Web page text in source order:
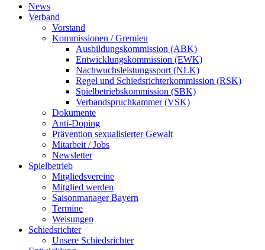
News
Verband
Vorstand
Kommissionen / Gremien
Ausbildungskommission (ABK)
Entwicklungskommission (EWK)
Nachwuchsleistungssport (NLK)
Regel und Schiedsrichterkommission (RSK)
Spielbetriebskommission (SBK)
Verbandspruchkammer (VSK)
Dokumente
Anti-Doping
Prävention sexualisierter Gewalt
Mitarbeit / Jobs
Newsletter
Spielbetrieb
Mitgliedsvereine
Mitglied werden
Saisonmanager Bayern
Termine
Weisungen
Schiedsrichter
Unsere Schiedsrichter